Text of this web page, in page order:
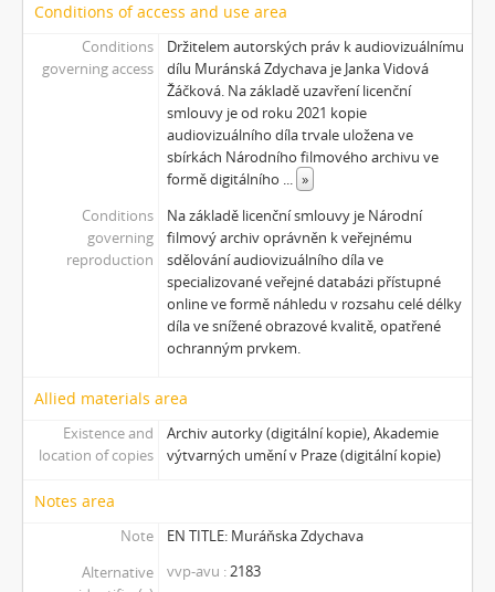
Conditions of access and use area
Conditions
governing access
Držitelem autorských práv k audiovizuálnímu
dílu Muránská Zdychava je Janka Vidová
Žáčková. Na základě uzavření licenční
smlouvy je od roku 2021 kopie
audiovizuálního díla trvale uložena ve
sbírkách Národního filmového archivu ve
formě digitálního ... »
Conditions
governing
reproduction
Na základě licenční smlouvy je Národní
filmový archiv oprávněn k veřejnému
sdělování audiovizuálního díla ve
specializované veřejné databázi přístupné
online ve formě náhledu v rozsahu celé délky
díla ve snížené obrazové kvalitě, opatřené
ochranným prvkem.
Allied materials area
Existence and
location of copies
Archiv autorky (digitální kopie), Akademie
výtvarných umění v Praze (digitální kopie)
Notes area
Note
EN TITLE: Muráňska Zdychava
Alternative
vvp-avu 2183